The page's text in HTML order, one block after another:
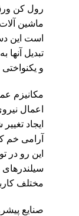
رول کن
ماشین
است این
تبدیل
و
مکانیزم
اعمال
ایجاد
آرامی خم
این رو در
مختلف
صنایع